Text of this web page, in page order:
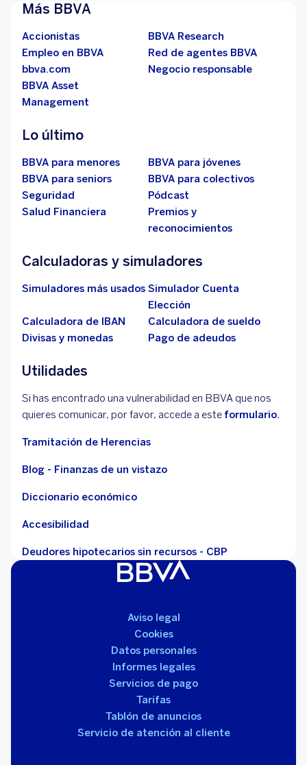
Más BBVA
Accionistas
BBVA Research
Empleo en BBVA
Red de agentes BBVA
bbva.com
Negocio responsable
BBVA Asset
Management
Lo último
BBVA para menores
BBVA para jóvenes
BBVA para seniors
BBVA para colectivos
Seguridad
Pódcast
Salud Financiera
Premios y
reconocimientos
Calculadoras y simuladores
Simuladores más usados Simulador Cuenta
Elección
Calculadora de IBAN
Calculadora de sueldo
Divisas y monedas
Pago de adeudos
Utilidades
Si has encontrado una vulnerabilidad en BBVA que nos
quieres comunicar, por favor, accede a este formulario.
Tramitación de Herencias
Blog - Finanzas de un vistazo
Diccionario económico
Accesibilidad
Deudores hipotecarios sin recursos - CBP
Aviso legal
Cookies
Datos personales
Informes legales
Servicios de pago
Tarifas
Tablón de anuncios
Servicio de atención al cliente